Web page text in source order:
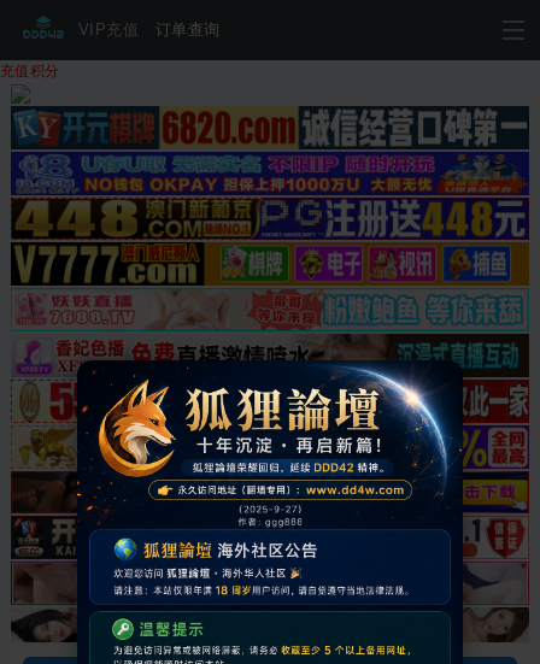
VIP充值 订单查询
充值积分